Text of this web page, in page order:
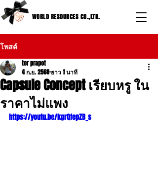
WORLD RESOURCES CO.,LTD.
โพสต์
Capsule Concept เรียบหรู ใน
ราคาไม่แพง
ter prapot
4 ก.ย. 2568 ยาว 1 นาที
https://youtu.be/kgrQfepZB_s